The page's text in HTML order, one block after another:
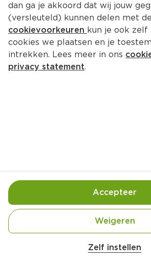
Ingrediënten
dan ga je akkoord dat wij jouw
(versleuteld) kunnen delen met
cookievoorkeuren kun je ook
cookies we plaatsen en je
intrekken. Lees meer in ons
privacy statement.
Zelf instellen
Weigeren
Accepteer